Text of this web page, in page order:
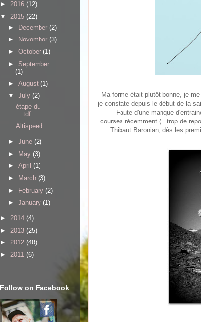
Ma forme était plutôt bonne, je
je constate depuis le début de la
Faute d'une manque
courses récemment (= trop de
Thibaut Baronian, dès les
► 2016 (12)
▼ 2015 (22)
► December (2)
►
November (3)
► October (1)
► September
(1)
► August (1)
▼ July (2)
étape du
tdf
Altispeed
► June (2)
► May (3)
► April (1)
►
March (3)
►
February (2)
► January (1)
► 2014 (4)
► 2013 (25)
► 2012 (48)
► 2011 (6)
Follow on Facebook